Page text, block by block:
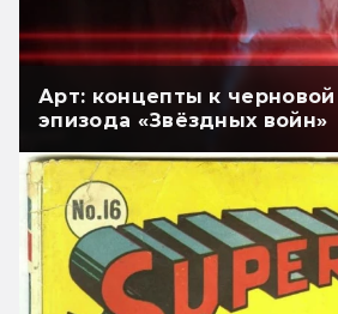
Арт: концепты к черновой
эпизода «Звёздных войн»